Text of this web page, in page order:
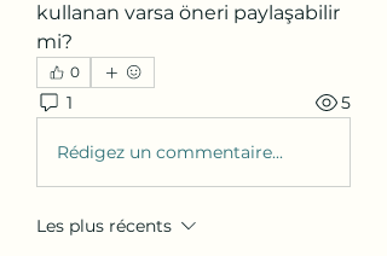
kullanan varsa öneri paylaşabilir
mi?
0
1 5
Rédigez un commentaire...
Les plus récents